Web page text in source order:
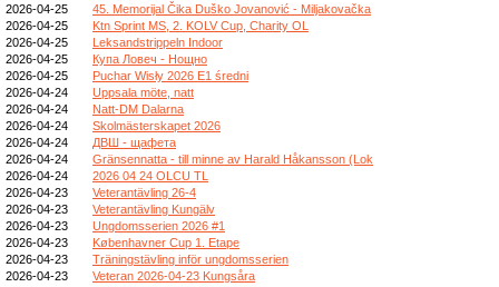
2026-04-25
45. Memorijal Čika Duško Jovanović - Miljakovačka
2026-04-25
Ktn Sprint MS, 2. KOLV Cup, Charity OL
2026-04-25
Leksandstrippeln Indoor
2026-04-25
Купа Ловеч - Нощно
2026-04-25
Puchar Wisły 2026 E1 średni
2026-04-24
Uppsala möte, natt
2026-04-24
Natt-DM Dalarna
2026-04-24
Skolmästerskapet 2026
2026-04-24
ДВШ - щафета
2026-04-24
Gränsennatta - till minne av Harald Håkansson (Lok
2026-04-24
2026 04 24 OLCU TL
2026-04-23
Veterantävling 26-4
2026-04-23
Veterantävling Kungälv
2026-04-23
Ungdomsserien 2026 #1
2026-04-23
Københavner Cup 1. Etape
2026-04-23
Träningstävling inför ungdomsserien
2026-04-23
Veteran 2026-04-23 Kungsåra